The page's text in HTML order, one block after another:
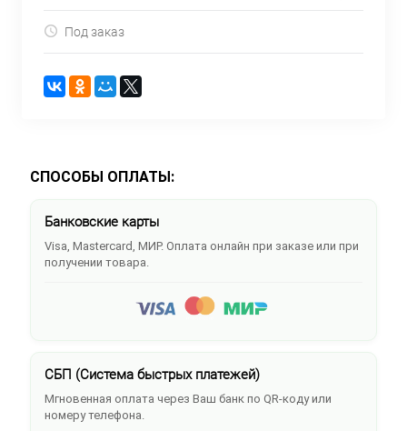
Под заказ
СПОСОБЫ ОПЛАТЫ:
Банковские карты
Visa, Mastercard, МИР. Оплата онлайн при заказе или при
получении товара.
СБП (Система быстрых платежей)
Мгновенная оплата через Ваш банк по QR-коду или
номеру телефона.